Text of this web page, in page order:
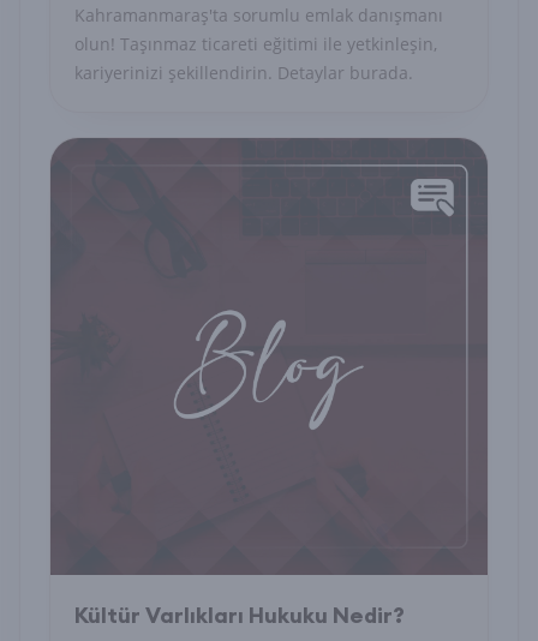
Kahramanmaraş'ta sorumlu emlak danışmanı
olun! Taşınmaz ticareti eğitimi ile yetkinleşin,
kariyerinizi şekillendirin. Detaylar burada.
Kültür Varlıkları Hukuku Nedir?